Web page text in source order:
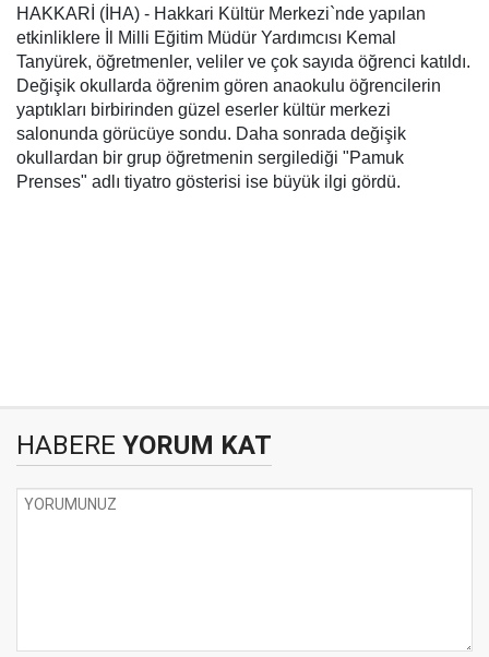
HAKKARİ (İHA) - Hakkari Kültür Merkezi`nde yapılan
etkinliklere İl Milli Eğitim Müdür Yardımcısı Kemal
Tanyürek, öğretmenler, veliler ve çok sayıda öğrenci katıldı.
Değişik okullarda öğrenim gören anaokulu öğrencilerin
yaptıkları birbirinden güzel eserler kültür merkezi
salonunda görücüye sondu. Daha sonrada değişik
okullardan bir grup öğretmenin sergilediği "Pamuk
Prenses" adlı tiyatro gösterisi ise büyük ilgi gördü.
HABERE YORUM KAT